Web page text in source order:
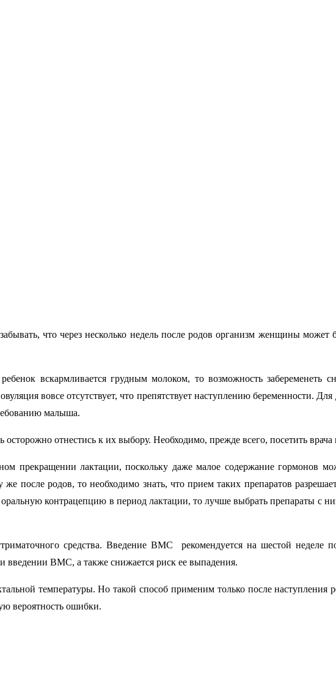
что через несколько недель после родов организм женщины может
вскармливается грудным молоком, то возможность забеременеть
вовсе отсутствует, что препятствует наступлению беременности.
малыша.
отнестись к их выбору. Необходимо, прежде всего, посетить врача
прекращении лактации, поскольку даже малое содержание гормонов
после родов, то необходимо знать, что прием таких препаратов
контрацепцию в период лактации, то лучше выбрать препараты с
средства. Введение ВМС рекомендуется на шестой неделе
ВМС, а также снижается риск ее выпадения.
температуры. Но такой способ применим только после наступления
вероятность ошибки.